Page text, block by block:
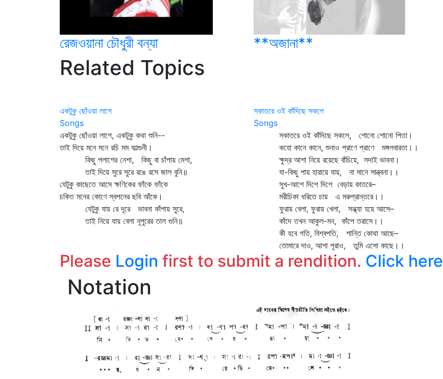
রেজওয়ানা চৌধুরী বন্যা **অজানা**
Related Topics
একটুকু ছোঁওয়া লাগে
Songs
একটুকু ছোঁওয়া লাগে, একটুকু কথা শুনি--
তাই দিয়ে মনে মনে রচি মম ফাল্গুনী।
কিছু পলাশের নেশা, কিছু বা চাঁপায় মেশা,
তাই দিয়ে সুরে সুরে রঙে রসে জাল বুনি॥
যেটুকু কাছেতে আসে ক্ষণিকের ফাঁকে ফাঁকে
চকিত মনের কোণে স্বপনের ছবি আঁকে।
যেটুকু যায় রে দূরে ভাবনা কাঁপায় সুরে,
তাই নিয়ে যায় বেলা নূপুরের তাল গুনি॥
সকাতরে ওই কাঁদিছে সকলে
Songs
সকাতরে ওই কাঁদিছে সকলে, শোনো শোনো পিতা।
কহো কানে কানে, শুনাও প্রাণে প্রাণে মঙ্গলবারতা।।
ক্ষুদ্র আশা নিয়ে রয়েছে বাঁচিয়ে, সদাই ভাবনা।
যা-কিছু পায় হারায়ে যায়, না মানে সান্ত্বনা।।
সুখ-আশে দিশে দিশে বেড়ায় কাতরে–
মরীচিকা ধরিতে চায় এ মরুপ্রান্তরে।।
ফুরায় বেলা, ফুরায় খেলা, সন্ধ্যা হয়ে আসে–
কাঁদে তখন আকুল-মন, কাঁপে তরাসে।।
কী হবে গতি, বিশ্বপতি, শান্তি কোথা আছে–
তোমারে দাও, আশা পূরাও, তুমি এসো কাছে।।
Please Login first to submit a rendition. Click here
Notation